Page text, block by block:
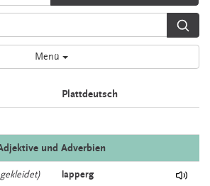
Menü
Plattdeutsch
und Adverbien
lapperg